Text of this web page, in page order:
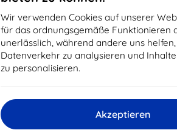
Wir verwenden Cookies auf unserer
für das ordnungsgemäße Funktionieren
unerlässlich, während andere uns
Datenverkehr zu analysieren und
zu personalisieren.
Akzeptieren